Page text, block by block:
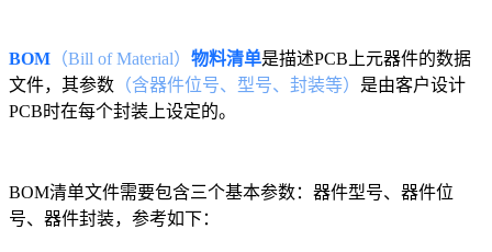
BOM （Bill of Material） 物料清单是描述PCB上元器件的数据
文件，其参数 （含器件位号、型号、封装等） 是由客户设计
PCB时在每个封装上设定的。
BOM清单文件需要包含三个基本参数：器件型号、器件位
号、器件封装，参考如下：